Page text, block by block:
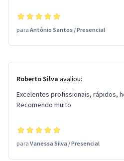
para Antônio Santos /Presencial
Roberto Silva avaliou:
Excelentes profissionais, rápidos,
Recomendo muito
para Vanessa Silva /Presencial